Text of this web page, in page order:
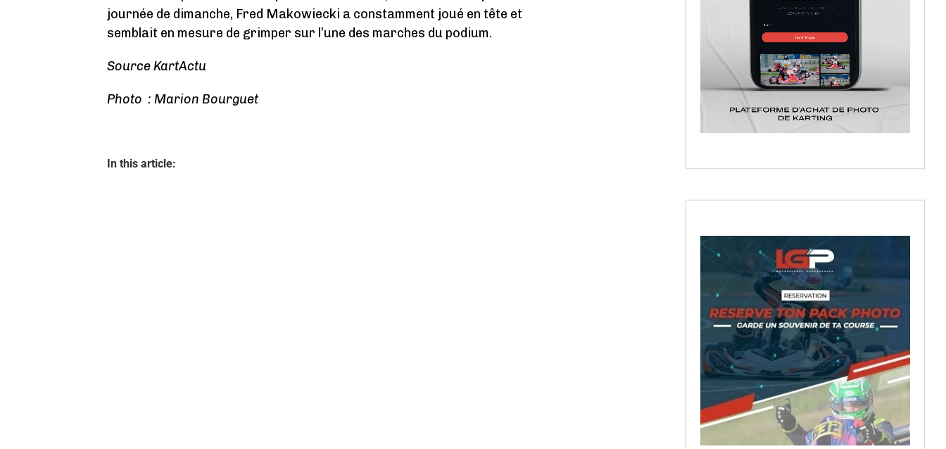
journée de dimanche, Fred Makowiecki a constamment joué en tête et
semblait en mesure de grimper sur l’une des marches du podium.
Source KartActu
Photo : Marion Bourguet
In this article: